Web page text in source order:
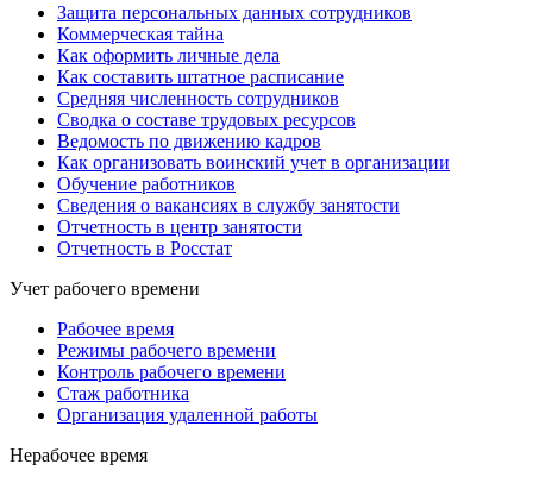
Защита персональных данных сотрудников
Коммерческая тайна
Как оформить личные дела
Как составить штатное расписание
Средняя численность сотрудников
Сводка о составе трудовых ресурсов
Ведомость по движению кадров
Как организовать воинский учет в организации
Обучение работников
Сведения о вакансиях в службу занятости
Отчетность в центр занятости
Отчетность в Росстат
Учет рабочего времени
Рабочее время
Режимы рабочего времени
Контроль рабочего времени
Стаж работника
Организация удаленной работы
Нерабочее время